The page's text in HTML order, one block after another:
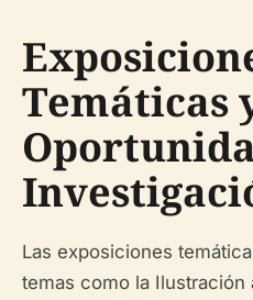
Temáticas
Las exposiciones
temas como la Ilustración